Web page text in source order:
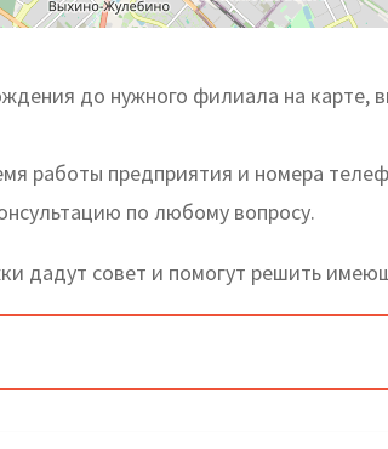
до нужного филиала на карте,
работы предприятия и номера
по любому вопросу.
дадут совет и помогут решить